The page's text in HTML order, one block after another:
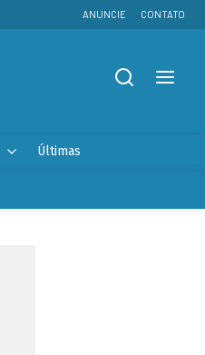
ANUNCIE CONTATO
Últimas